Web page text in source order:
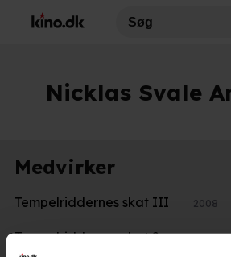
Nicklas Svale
Medvirker
Tempelriddernes skat III 2008
Tempelriddernes skat 2 2007